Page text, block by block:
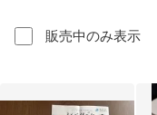
販売中のみ表示